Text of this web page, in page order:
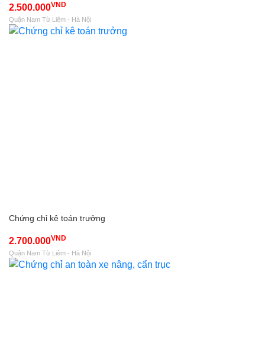
2.500.000VND
Quận Nam Từ Liêm - Hà Nội
Chứng chỉ kê toán trưởng
2.700.000VND
Quận Nam Từ Liêm - Hà Nội